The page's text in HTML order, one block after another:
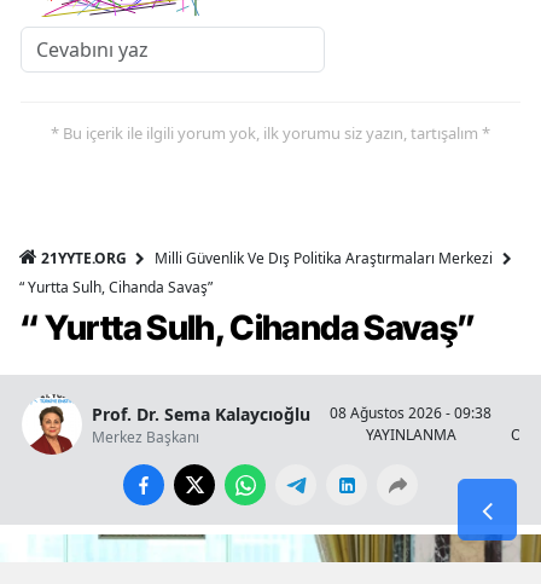
* Bu içerik ile ilgili yorum yok, ilk yorumu siz yazın, tartışalım *
21YYTE.ORG
Milli Güvenlik Ve Dış Politika Araştırmaları Merkezi
“ Yurtta Sulh, Cihanda Savaş”
“ Yurtta Sulh, Cihanda Savaş”
Prof. Dr. Sema Kalaycıoğlu
Merkez Başkanı
08 Ağustos 2026 - 09:38
YAYINLANMA